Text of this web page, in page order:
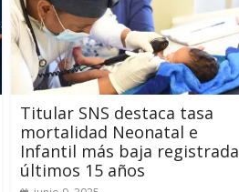
Titular SNS destaca tasa
mortalidad Neonatal e
Infantil más baja registrada
últimos 15 años